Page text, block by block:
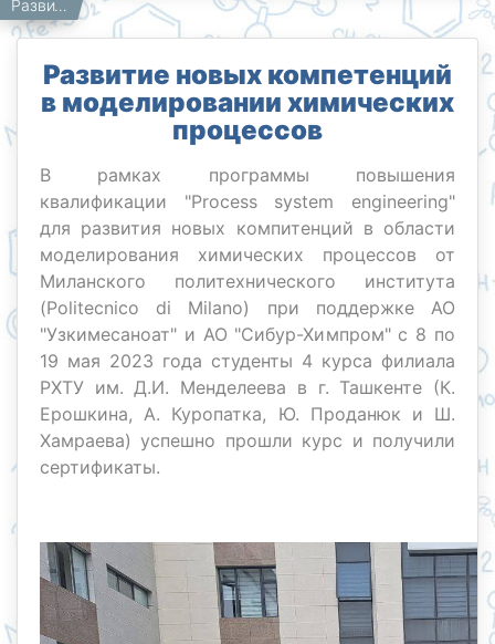
Главная
Работникам
Новости Развитие новых компетенций в моделировании химических процессов
Развитие новых компетенций
в моделировании химических
процессов
В рамках программы повышения
квалификации "Process system engineering"
для развития новых компитенций в области
моделирования химических процессов от
Миланского политехнического института
(Politecnico di Milano) при поддержке АО
"Узкимесаноат" и АО "Сибур-Химпром" с 8 по
19 мая 2023 года студенты 4 курса филиала
РХТУ им. Д.И. Менделеева в г. Ташкенте (К.
Ерошкина, А. Куропатка, Ю. Проданюк и Ш.
Хамраева) успешно прошли курс и получили
сертификаты.